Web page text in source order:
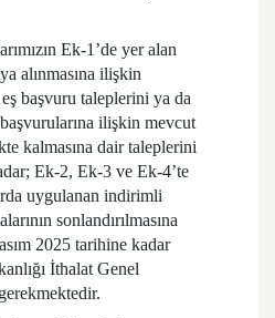
Ek-1’de yer alan
alınmasına ilişkin
başvuru taleplerini ya da
ilişkin mevcut
kalmasına dair taleplerini
Ek-2, Ek-3 ve Ek-4’te
uygulanan indirimli
sonlandırılmasına
2025 tarihine kadar
İthalat Genel